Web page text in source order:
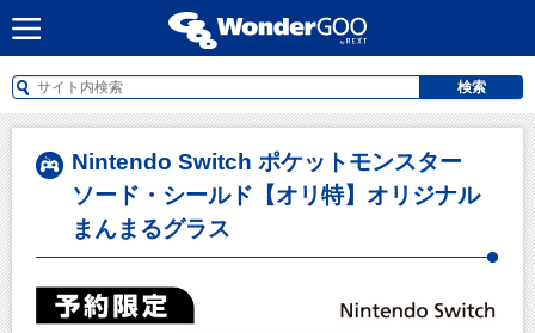
検索
Nintendo Switch ポケットモンスター
ソード・シールド【オリ特】オリジナル
まんまるグラス